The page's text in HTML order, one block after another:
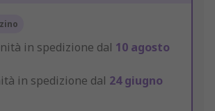
in spedizione dal 10 agosto
in spedizione dal 24 giugno